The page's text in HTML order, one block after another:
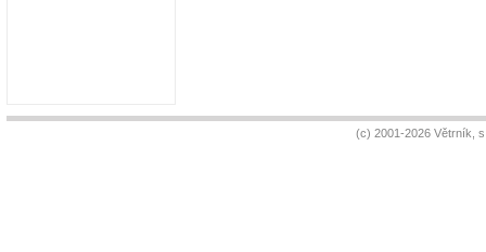
(c) 2001-2026 Větrník,